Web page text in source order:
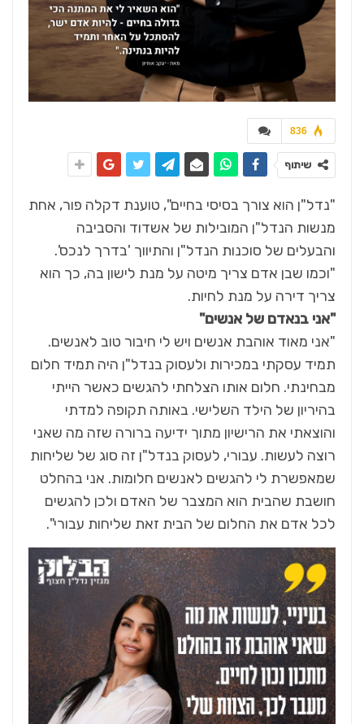
836
שיתוף
"נדל"ן הוא צורך בסיסי בחיים", טוענת דקלה פור, אחת
מנשות הנדל"ן המובילות של אשדוד והסביבה
והבעלים של סוכנות הנדל"ן והתיווך 'בדרך לנכס'.
"וכמו שבן אדם צריך מיטה על מנת לישון בה, כך הוא
צריך דירה על מנת לחיות.
"אני בנאדם של אנשים"
"אני מאוד אוהבת אנשים ויש לי חיבור טוב לאנשים.
תמיד עסקתי במכירות ולעסוק בנדל"ן היה תמיד חלום
מבחינתי. חלום אותו הצלחתי להגשים כאשר הייתי
בהיריון של הילד השלישי. באותה תקופה למדתי
והוצאתי את הרישיון מתוך ידיעה ברורה שזה מה שאני
רוצה לעשות. עבורי, לעסוק בנדל"ן זה סוג של שליחות
שמאפשרת לי להגשים לאנשים חלומות. אני בהחלט
חושבת שהבית הוא המצבר של האדם ולכן להגשים
לכל אדם את החלום של הבית זאת שליחות עבורי".